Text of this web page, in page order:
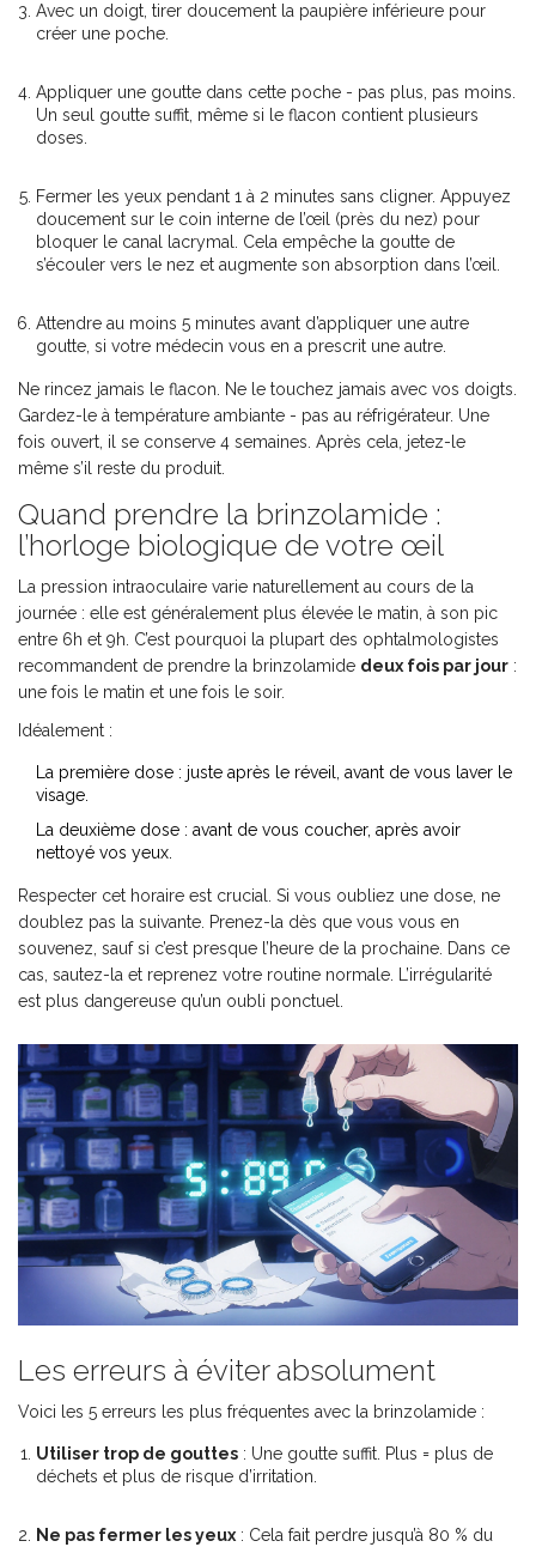
Avec un doigt, tirer doucement la paupière inférieure pour
créer une poche.
Appliquer une goutte dans cette poche - pas plus, pas moins.
Un seul goutte suffit, même si le flacon contient plusieurs
doses.
Fermer les yeux pendant 1 à 2 minutes sans cligner. Appuyez
doucement sur le coin interne de l’œil (près du nez) pour
bloquer le canal lacrymal. Cela empêche la goutte de
s’écouler vers le nez et augmente son absorption dans l’œil.
Attendre au moins 5 minutes avant d’appliquer une autre
goutte, si votre médecin vous en a prescrit une autre.
Ne rincez jamais le flacon. Ne le touchez jamais avec vos doigts.
Gardez-le à température ambiante - pas au réfrigérateur. Une
fois ouvert, il se conserve 4 semaines. Après cela, jetez-le
même s’il reste du produit.
Quand prendre la brinzolamide :
l’horloge biologique de votre œil
La pression intraoculaire varie naturellement au cours de la
journée : elle est généralement plus élevée le matin, à son pic
entre 6h et 9h. C’est pourquoi la plupart des ophtalmologistes
recommandent de prendre la brinzolamide deux fois par jour :
une fois le matin et une fois le soir.
Idéalement :
La première dose : juste après le réveil, avant de vous laver le
visage.
La deuxième dose : avant de vous coucher, après avoir
nettoyé vos yeux.
Respecter cet horaire est crucial. Si vous oubliez une dose, ne
doublez pas la suivante. Prenez-la dès que vous vous en
souvenez, sauf si c’est presque l’heure de la prochaine. Dans ce
cas, sautez-la et reprenez votre routine normale. L’irrégularité
est plus dangereuse qu’un oubli ponctuel.
Les erreurs à éviter absolument
Voici les 5 erreurs les plus fréquentes avec la brinzolamide :
Utiliser trop de gouttes : Une goutte suffit. Plus = plus de
déchets et plus de risque d’irritation.
Ne pas fermer les yeux: Cela fait perdre jusqu’à 80 % du